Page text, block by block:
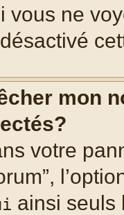
vous ne
mon
votre
ainsi seuls